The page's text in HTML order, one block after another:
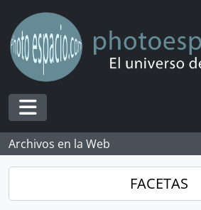
Skip to main content
Toggle navigation
Archivos en la Web
FACETAS